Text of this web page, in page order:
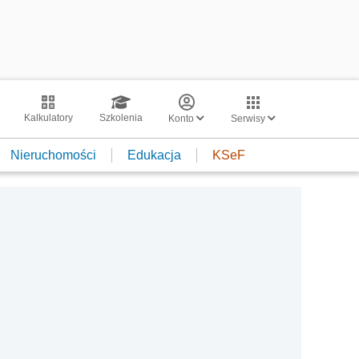
Kalkulatory Szkolenia Konto Serwisy
Nieruchomości Edukacja KSeF